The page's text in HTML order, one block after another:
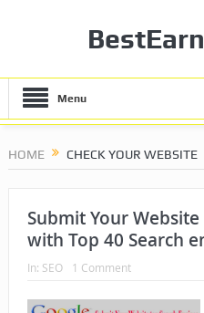
Menu
HOME CHECK YOUR WEBSITE
Submit Your
with Top 40 Search
In: SEO 1 Comment